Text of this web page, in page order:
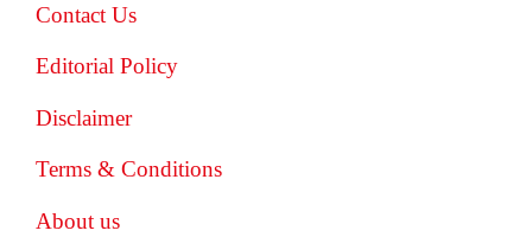
Contact Us
Editorial Policy
Disclaimer
Terms & Conditions
About us